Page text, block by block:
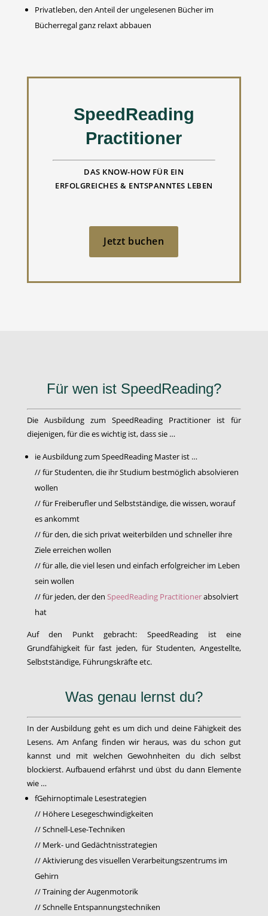
Privatleben, den Anteil der ungelesenen Bücher im
Bücherregal ganz relaxt abbauen
SpeedReading
Practitioner
DAS KNOW-HOW FÜR EIN
ERFOLGREICHES & ENTSPANNTES LEBEN
Jetzt buchen
Für wen ist SpeedReading?
Die Ausbildung zum SpeedReading Practitioner ist für
diejenigen, für die es wichtig ist, dass sie …
ie Ausbildung zum SpeedReading Master ist …
// für Studenten, die ihr Studium bestmöglich absolvieren
wollen
// für Freiberufler und Selbstständige, die wissen, worauf
es ankommt
// für den, die sich privat weiterbilden und schneller ihre
Ziele erreichen wollen
// für alle, die viel lesen und einfach erfolgreicher im Leben
sein wollen
// für jeden, der den SpeedReading Practitionerabsolviert
hat
Auf den Punkt gebracht: SpeedReading ist eine
Grundfähigkeit für fast jeden, für Studenten, Angestellte,
Selbstständige, Führungskräfte etc.
Was genau lernst du?
In der Ausbildung geht es um dich und deine Fähigkeit des
Lesens. Am Anfang finden wir heraus, was du schon gut
kannst und mit welchen Gewohnheiten du dich selbst
blockierst. Aufbauend erfährst und übst du dann Elemente
wie …
fGehirnoptimale Lesestrategien
// Höhere Lesegeschwindigkeiten
// Schnell-Lese-Techniken
// Merk- und Gedächtnisstrategien
// Aktivierung des visuellen Verarbeitungszentrums im
Gehirn
// Training der Augenmotorik
// Schnelle Entspannungstechniken